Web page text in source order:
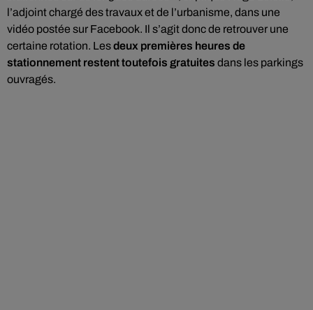
l’adjoint chargé des travaux et de l’urbanisme, dans une
vidéo postée sur Facebook. Il s’agit donc de retrouver une
certaine rotation. Lesdeux premières heures de
stationnement restent toutefois gratuites dans les parkings
ouvragés.